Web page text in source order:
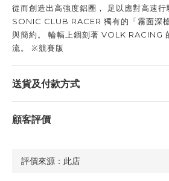
從而創造出高強度鋁圈， 足以應對高速
SONIC CLUB RACER 獨有的「霧面深
與簡約。 輪輻上錮刻著 VOLK RACING
流。 ※競賽版
送貨及付款方式
顧客評價